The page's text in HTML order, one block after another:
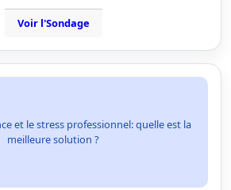
Voir l'Sondage
et le stress professionnel: quelle est la
meilleure solution ?